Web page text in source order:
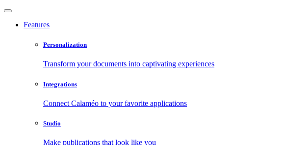
Features
Personalization
Transform your documents into captivating experiences
Integrations
Connect Calaméo to your favorite applications
Studio
Make publications that look like you